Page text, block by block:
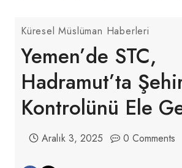
Küresel Müslüman Haberleri
Yemen’de STC,
Hadramut’ta
Kontrolünü Ele
Aralık 3, 2025 0 Comments